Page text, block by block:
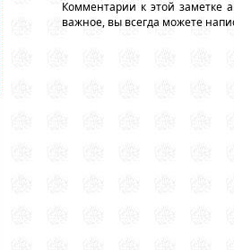
Комментарии к этой заметке
важное, вы всегда можете